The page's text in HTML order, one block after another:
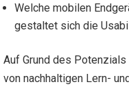
Welche mobilen
gestaltet sich die
Auf Grund des
von nachhaltigen Lern-